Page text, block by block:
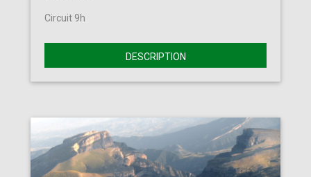
Circuit 9h
DESCRIPTION